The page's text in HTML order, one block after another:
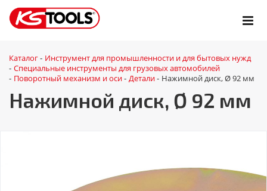
Каталог - Инструмент для промышленности и для бытовых нужд
- Специальные инструменты для грузовых автомобилей
- Поворотный механизм и оси - Детали - Нажимной диск, Ø 92 мм
Нажимной диск, Ø 92 мм